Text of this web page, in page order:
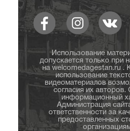
Использование
допускается только при
на welcomedagestan.ru .
использование
видеоматериалов
согласия их авторов.
информационный
Администрация
ответственности за
предоставленных